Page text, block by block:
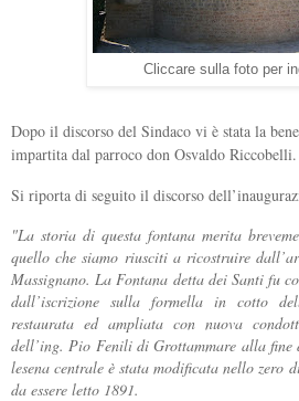
Cliccare sulla foto per
Dopo il discorso del Sindaco vi è stata la
impartita dal parroco don Osvaldo Riccobelli.
Si riporta di seguito il discorso
"La storia di questa fontana merita
quello che siamo riusciti a ricostruire
Massignano. La Fontana detta dei Santi fu
dall’iscrizione sulla formella in cotto
restaurata ed ampliata con nuova
dell’ing. Pio Fenili di Grottammare alla
lesena centrale è stata modificata nello zero
da essere letto 1891.